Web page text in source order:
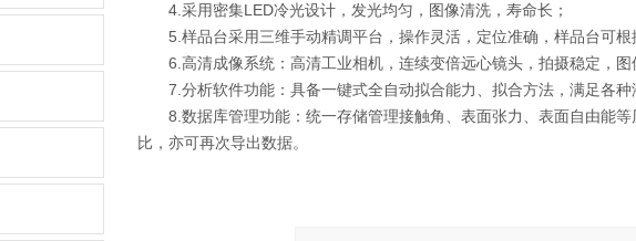
4.采用密集LED冷光设计，发光均匀，图像清洗，寿命长；
5.样品台采用三维手动精调平台，操作灵活，定位准确，样品台可根
6.高清成像系统：高清工业相机，连续变倍远心镜头，拍摄稳定，图
7.分析软件功能：具备一键式全自动拟合能力、拟合方法，满足各种
8.数据库管理功能：统一存储管理接触角、表面张力、表面自由能
比，亦可再次导出数据。